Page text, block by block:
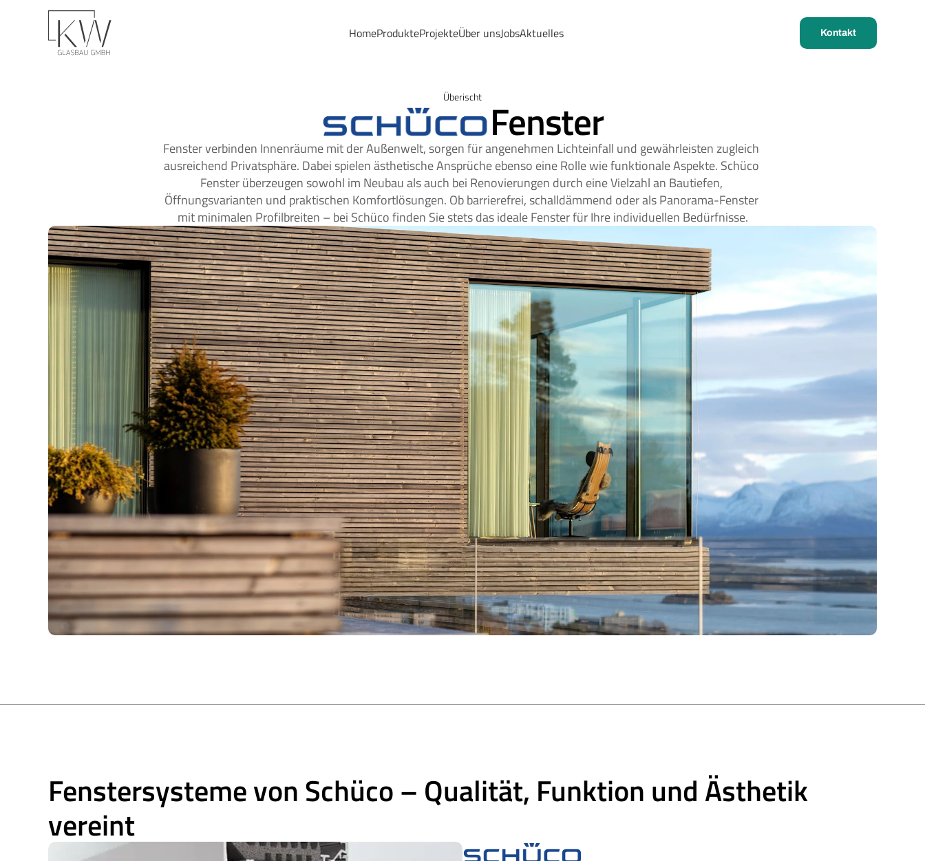
Home
HomeProdukte
ProdukteProjekte
ProjekteÜber uns
Über unsJobs
JobsAktuelles
Aktuelles Kontakt
Überischt Fenster
Fenster verbinden Innenräume mit der Außenwelt, sorgen für angenehmen Lichteinfall und gewährleisten zugleich
ausreichend Privatsphäre. Dabei spielen ästhetische Ansprüche ebenso eine Rolle wie funktionale Aspekte. Schüco
Fenster überzeugen sowohl im Neubau als auch bei Renovierungen durch eine Vielzahl an Bautiefen,
Öffnungsvarianten und praktischen Komfortlösungen. Ob barrierefrei, schalldämmend oder als Panorama-Fenster
mit minimalen Profilbreiten – bei Schüco finden Sie stets das ideale Fenster für Ihre individuellen Bedürfnisse.
Fenstersysteme von Schüco – Qualität, Funktion und Ästhetik
vereint